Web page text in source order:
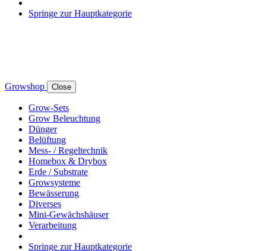
Springe zur Hauptkategorie
Growshop Close
Grow-Sets
Grow Beleuchtung
Dünger
Belüftung
Mess- / Regeltechnik
Homebox & Drybox
Erde / Substrate
Growsysteme
Bewässerung
Diverses
Mini-Gewächshäuser
Verarbeitung
Springe zur Hauptkategorie